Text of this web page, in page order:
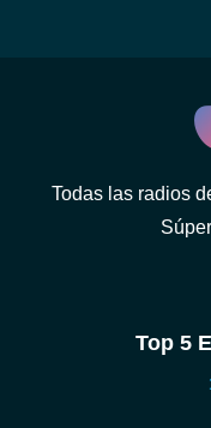
Todas las radios
Top 5